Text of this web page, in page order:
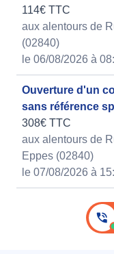
114€ TTC
aux alentours de
(02840)
le 06/08/2026 à
Ouverture d'un
sans référence
308€ TTC
aux alentours de
Eppes (02840)
le 07/08/2026 à